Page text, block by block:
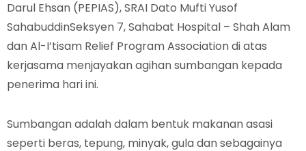
Darul Ehsan (PEPIAS), SRAI Dato Mufti Yusof
SahabuddinSeksyen 7, Sahabat Hospital – Shah Alam
dan Al-I’tisam Relief Program Association di atas
kerjasama menjayakan agihan sumbangan kepada
penerima hari ini.
Sumbangan adalah dalam bentuk makanan asasi
seperti beras, tepung, minyak, gula dan sebagainya